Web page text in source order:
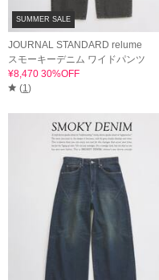
SUMMER SALE
JOURNAL STANDARD relume
スモーキーデニム ワイドパンツ
¥8,470 30%OFF
(1 )